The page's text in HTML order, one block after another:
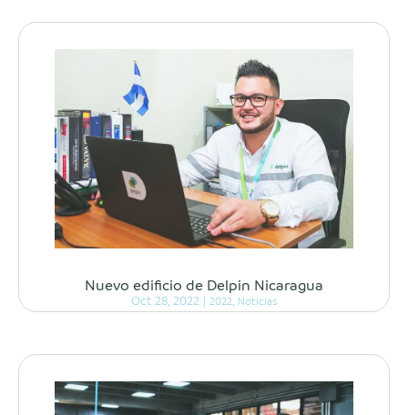
Nuevo edificio de Delpin Nicaragua
Oct 28, 2022 | 2022, Noticias